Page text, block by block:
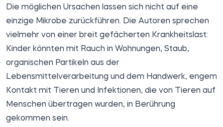
Die möglichen Ursachen lassen sich nicht auf eine
einzige Mikrobe zurückführen. Die Autoren sprechen
vielmehr von einer breit gefächerten Krankheitslast:
Kinder könnten mit Rauch in Wohnungen, Staub,
organischen Partikeln aus der
Lebensmittelverarbeitung und dem Handwerk, engem
Kontakt mit Tieren und Infektionen, die von Tieren auf
Menschen übertragen wurden, in Berührung
gekommen sein.